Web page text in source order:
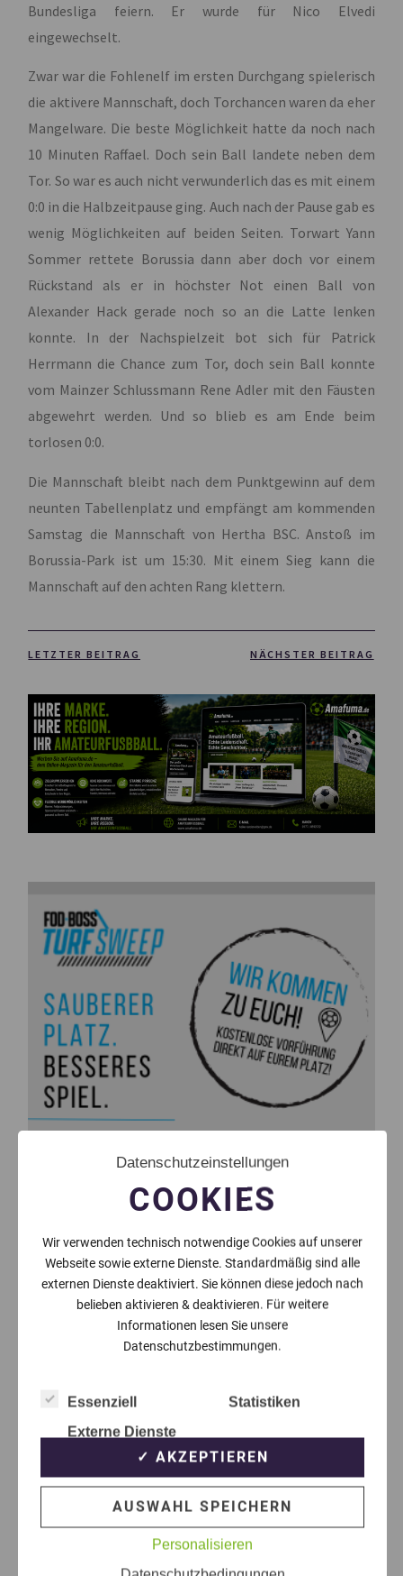
Bundesliga feiern. Er wurde für Nico Elvedi
eingewechselt.
Zwar war die Fohlenelf im ersten Durchgang spielerisch
die aktivere Mannschaft, doch Torchancen waren da eher
Mangelware. Die beste Möglichkeit hatte da noch nach
10 Minuten Raffael. Doch sein Ball landete neben dem
Tor. So war es auch nicht verwunderlich das es mit einem
0:0 in die Halbzeitpause ging. Auch nach der Pause gab es
wenig Möglichkeiten auf beiden Seiten. Torwart Yann
Sommer rettete Borussia dann aber doch vor einem
Rückstand als er in höchster Not einen Ball von
Alexander Hack gerade noch so an die Latte lenken
konnte. In der Nachspielzeit bot sich für Patrick
Herrmann die Chance zum Tor, doch sein Ball konnte
vom Mainzer Schlussmann Rene Adler mit den Fäusten
abgewehrt werden. Und so blieb es am Ende beim
torlosen 0:0.
Die Mannschaft bleibt nach dem Punktgewinn auf dem
neunten Tabellenplatz und empfängt am kommenden
Samstag die Mannschaft von Hertha BSC. Anstoß im
Borussia-Park ist um 15:30. Mit einem Sieg kann die
Mannschaft auf den achten Rang klettern.
LETZTER BEITRAG NÄCHSTER BEITRAG
Datenschutzeinstellungen
COOKIES
Wir verwenden technisch notwendige Cookies auf unserer
Webseite sowie externe Dienste. Standardmäßig sind alle
externen Dienste deaktiviert. Sie können diese jedoch nach
belieben aktivieren & deaktivieren. Für weitere
Informationen lesen Sie unsere
Datenschutzbestimmungen.
Essenziell
Statistiken
Externe Dienste
✓ AKZEPTIEREN
AUSWAHL SPEICHERN
Personalisieren